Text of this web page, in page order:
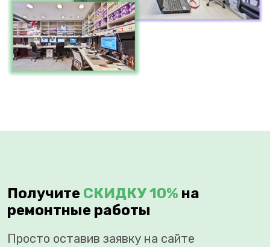
Получите СКИДКУ 10% на
ремонтные работы
Просто оставив заявку на сайте